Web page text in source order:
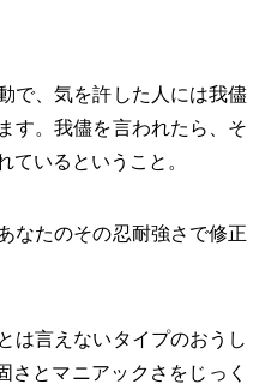
で、気を許した人には我儘
す。我儘を言われたら、そ
ているということ。
なたのその忍耐強さで修正
は言えないタイプのおうし
さとマニアックさをじっく